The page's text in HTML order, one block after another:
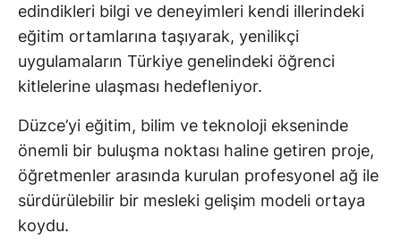
edindikleri bilgi ve deneyimleri kendi illerindeki
eğitim ortamlarına taşıyarak, yenilikçi
uygulamaların Türkiye genelindeki öğrenci
kitlelerine ulaşması hedefleniyor.
Düzce’yi eğitim, bilim ve teknoloji ekseninde
önemli bir buluşma noktası haline getiren proje,
öğretmenler arasında kurulan profesyonel ağ ile
sürdürülebilir bir mesleki gelişim modeli ortaya
koydu.